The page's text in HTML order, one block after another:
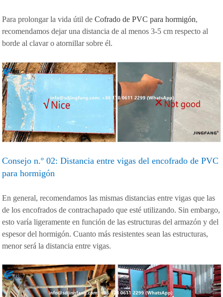
Para prolongar la vida útil deCofrado de PVC para hormigón,
recomendamos dejar una distancia de al menos 3-5 cm respecto al
borde al clavar o atornillar sobre él.
Consejo n.º 02: Distancia entre vigas del encofrado de PVC
para hormigón
En general, recomendamos las mismas distancias entre vigas que las
de los encofrados de contrachapado que esté utilizando. Sin embargo,
esto varía ligeramente en función de las estructuras del armazón y del
espesor del hormigón. Cuanto más resistentes sean las estructuras,
menor será la distancia entre vigas.